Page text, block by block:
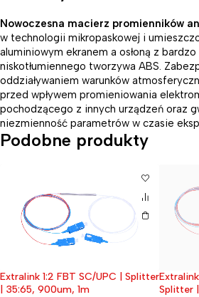
Nowoczesna macierz promienników
w technologii mikropaskowej i
aluminiowym ekranem a osłoną z bardzo
niskotłumiennego tworzywa ABS.
oddziaływaniem warunków
przed wpływem promieniowania
pochodzącego z innych urządzeń oraz
niezmienność parametrów w czasie
Podobne produkty
Extralink 1:2 FBT SC/UPC | Splitter
| 35:65, 900um, 1m
Extralink
Splitter